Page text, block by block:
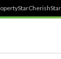
StarCherish